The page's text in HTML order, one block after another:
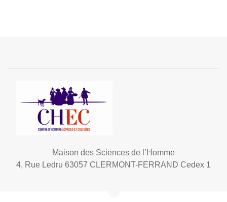
Maison des Sciences de l’Homme
4, Rue Ledru 63057 CLERMONT-FERRAND Cedex 1